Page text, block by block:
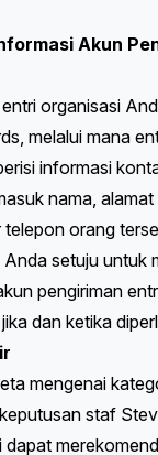
Akun
organisasi
melalui mana
informasi
nama,
telepon orang
setuju untuk
pengiriman
dan ketika
mengenai
staf
dapat